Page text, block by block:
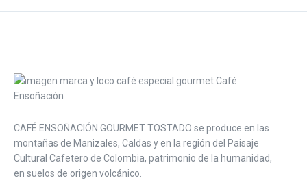
CAFÉ ENSOÑACIÓN GOURMET TOSTADO se produce en las
montañas de Manizales, Caldas y en la región del Paisaje
Cultural Cafetero de Colombia, patrimonio de la humanidad,
en suelos de origen volcánico.